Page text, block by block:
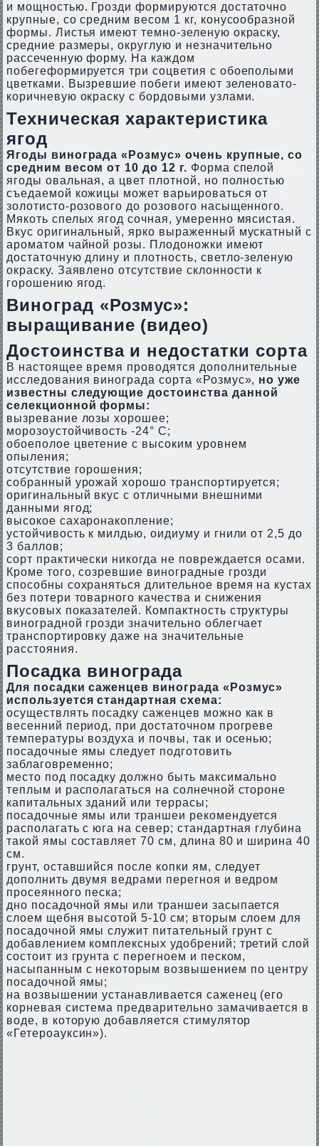
и мощностью. Грозди формируются достаточно
крупные, со средним весом 1 кг, конусообразной
формы. Листья имеют темно-зеленую окраску,
средние размеры, округлую и незначительно
рассеченную форму. На каждом
побегеформируется три соцветия с обоеполыми
цветками. Вызревшие побеги имеют зеленовато-
коричневую окраску с бордовыми узлами.
Техническая характеристика
ягод
Ягоды винограда «Розмус» очень крупные, со
средним весом от 10 до 12 г. Форма спелой
ягоды овальная, а цвет плотной, но полностью
съедаемой кожицы может варьироваться от
золотисто-розового до розового насыщенного.
Мякоть спелых ягод сочная, умеренно мясистая.
Вкус оригинальный, ярко выраженный мускатный с
ароматом чайной розы. Плодоножки имеют
достаточную длину и плотность, светло-зеленую
окраску. Заявлено отсутствие склонности к
горошению ягод.
Виноград «Розмус»:
выращивание (видео)
Достоинства и недостатки сорта
В настоящее время проводятся дополнительные
исследования винограда сорта «Розмус», но уже
известны следующие достоинства данной
селекционной формы:
вызревание лозы хорошее;
морозоустойчивость -24° С;
обоеполое цветение с высоким уровнем
опыления;
отсутствие горошения;
собранный урожай хорошо транспортируется;
оригинальный вкус с отличными внешними
данными ягод;
высокое сахаронакопление;
устойчивость к милдью, оидиуму и гнили от 2,5 до
3 баллов;
сорт практически никогда не повреждается осами.
Кроме того, созревшие виноградные грозди
способны сохраняться длительное время на кустах
без потери товарного качества и снижения
вкусовых показателей. Компактность структуры
виноградной грозди значительно облегчает
транспортировку даже на значительные
расстояния.
Посадка винограда
Для посадки саженцев винограда «Розмус»
используется стандартная схема:
осуществлять посадку саженцев можно как в
весенний период, при достаточном прогреве
температуры воздуха и почвы, так и осенью;
посадочные ямы следует подготовить
заблаговременно;
место под посадку должно быть максимально
теплым и располагаться на солнечной стороне
капитальных зданий или террасы;
посадочные ямы или траншеи рекомендуется
располагать с юга на север; стандартная глубина
такой ямы составляет 70 см, длина 80 и ширина 40
см.
грунт, оставшийся после копки ям, следует
дополнить двумя ведрами перегноя и ведром
просеянного песка;
дно посадочной ямы или траншеи засыпается
слоем щебня высотой 5-10 см; вторым слоем для
посадочной ямы служит питательный грунт с
добавлением комплексных удобрений; третий слой
состоит из грунта с перегноем и песком,
насыпанным с некоторым возвышением по центру
посадочной ямы;
на возвышении устанавливается саженец (его
корневая система предварительно замачивается в
воде, в которую добавляется стимулятор
«Гетероауксин»).